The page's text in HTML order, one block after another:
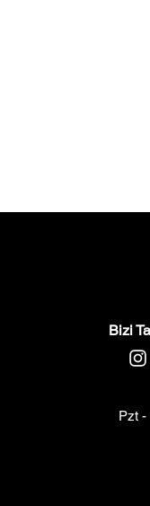
Bizi
Pzt